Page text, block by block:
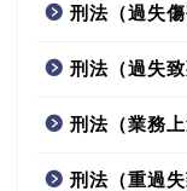
刑法（過失傷
刑法（過失致
刑法（業務上
刑法（重過失